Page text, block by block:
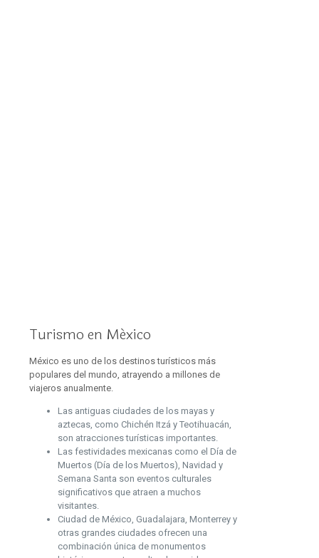
Turismo en México
México es uno de los destinos turísticos más
populares del mundo, atrayendo a millones de
viajeros anualmente.
Las antiguas ciudades de los mayas y
aztecas, como Chichén Itzá y Teotihuacán,
son atracciones turísticas importantes.
Las festividades mexicanas como el Día de
Muertos (Día de los Muertos), Navidad y
Semana Santa son eventos culturales
significativos que atraen a muchos
visitantes.
Ciudad de México, Guadalajara, Monterrey y
otras grandes ciudades ofrecen una
combinación única de monumentos